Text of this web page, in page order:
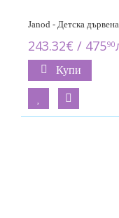
Janod - Детска
243.32€ / 47590
Купи